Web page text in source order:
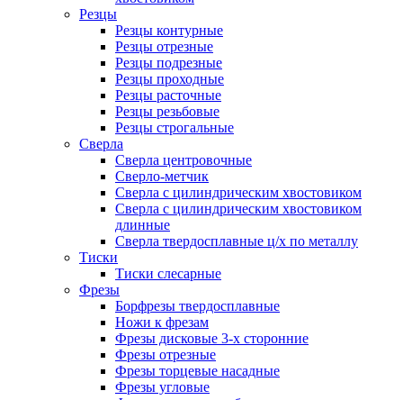
Резцы
Резцы контурные
Резцы отрезные
Резцы подрезные
Резцы проходные
Резцы расточные
Резцы резьбовые
Резцы строгальные
Сверла
Сверла центровочные
Сверло-метчик
Сверла с цилиндрическим хвостовиком
Сверла с цилиндрическим хвостовиком
длинные
Сверла твердосплавные ц/х по металлу
Тиски
Тиски слесарные
Фрезы
Борфрезы твердосплавные
Ножи к фрезам
Фрезы дисковые 3-х сторонние
Фрезы отрезные
Фрезы торцевые насадные
Фрезы угловые